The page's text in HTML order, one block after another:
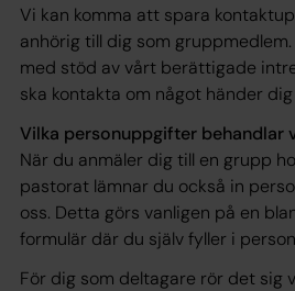
Vi kan komma att spara
anhörig till dig som
med stöd av vårt berättigade
ska kontakta om något händer
Vilka personuppgifter behandlar
När du anmäler dig till en grupp
pastorat lämnar du också in
oss. Detta görs vanligen på en
formulär där du själv fyller i
För dig som deltagare rör det sig